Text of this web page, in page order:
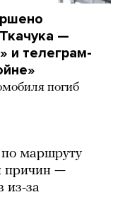
—
и телеграм-
погиб
по маршруту
причин —
из-за